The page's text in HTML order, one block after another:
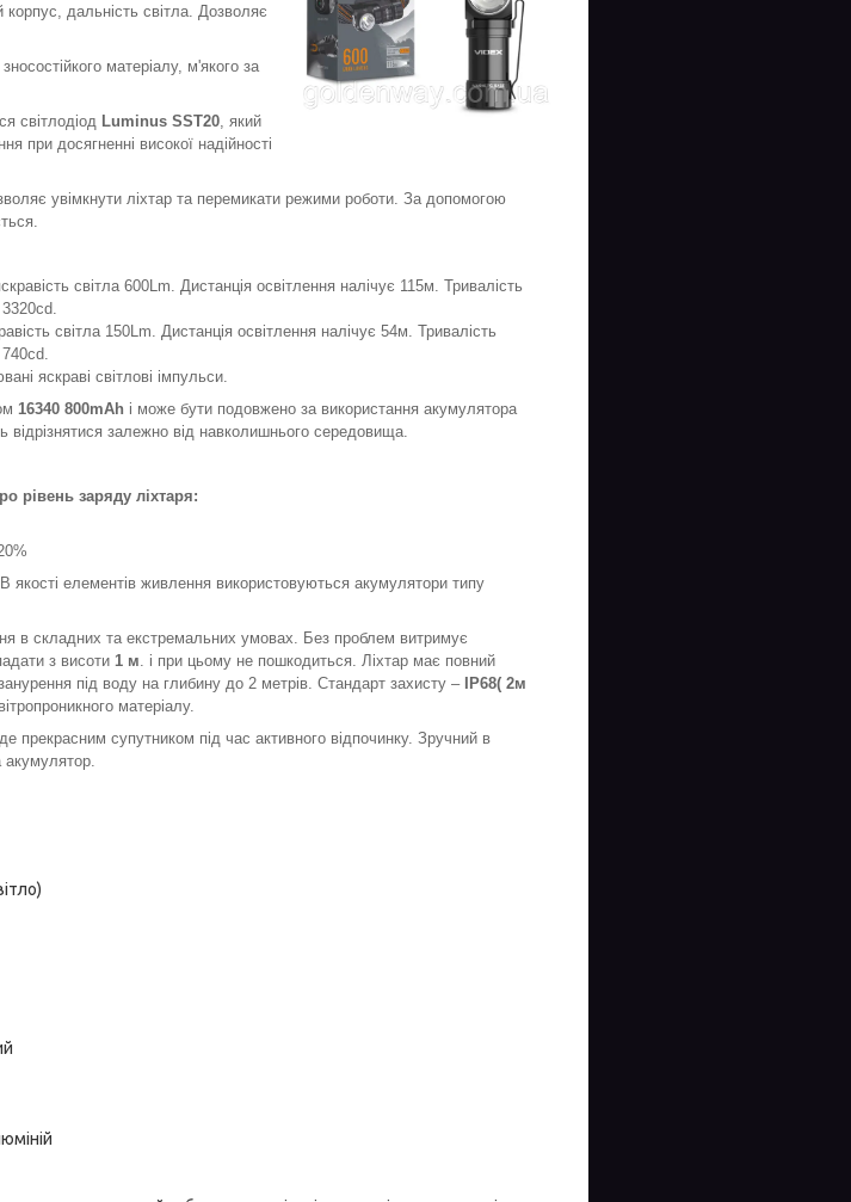
дальність світла. Дозволяє
матеріалу, м'якого за
світлодіод Luminus SST20 , який
при досягненні високої надійності
увімкнути ліхтар та перемикати режими роботи. За допомогою
світла 600Lm. Дистанція освітлення налічує 115м. Тривалість
світла 150Lm. Дистанція освітлення налічує 54м. Тривалість
яскраві світлові імпульси.
16340 800mAh і може бути подовжено за використання акумулятора
залежно від навколишнього середовища.
рівень заряду ліхтаря:
. В якості елементів живлення використовуються акумулятори типу
в складних та екстремальних умовах. Без проблем витримує
з висоти 1 м . і при цьому не пошкодиться. Ліхтар має повний
під воду на глибину до 2 метрів. Стандарт захисту – IP68( 2м
матеріалу.
прекрасним супутником під час активного відпочинку. Зручний в
акумулятор.